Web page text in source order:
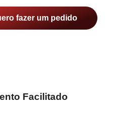
fazer um pedido
Facilitado